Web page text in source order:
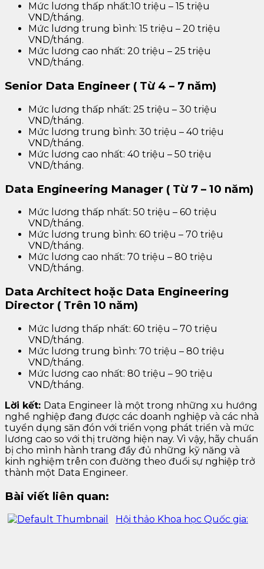
Mức lương thấp nhất:10 triệu – 15 triệu
VND/tháng.
Mức lương trung bình: 15 triệu – 20 triệu
VND/tháng.
Mức lương cao nhất: 20 triệu – 25 triệu
VND/tháng.
Senior Data Engineer ( Từ 4 – 7 năm)
Mức lương thấp nhất: 25 triệu – 30 triệu
VND/tháng.
Mức lương trung bình: 30 triệu – 40 triệu
VND/tháng.
Mức lương cao nhất: 40 triệu – 50 triệu
VND/tháng.
Data Engineering Manager ( Từ 7 – 10 năm)
Mức lương thấp nhất: 50 triệu – 60 triệu
VND/tháng.
Mức lương trung bình: 60 triệu – 70 triệu
VND/tháng.
Mức lương cao nhất: 70 triệu – 80 triệu
VND/tháng.
Data Architect hoặc Data Engineering
Director ( Trên 10 năm)
Mức lương thấp nhất: 60 triệu – 70 triệu
VND/tháng.
Mức lương trung bình: 70 triệu – 80 triệu
VND/tháng.
Mức lương cao nhất: 80 triệu – 90 triệu
VND/tháng.
Lời kết: Data Engineer là một trong những xu hướng
nghề nghiệp đang được các doanh nghiệp và các nhà
tuyển dụng săn đón với triển vọng phát triển và mức
lương cao so với thị trường hiện nay. Vì vậy, hãy chuẩn
bị cho mình hành trang đầy đủ những kỹ năng và
kinh nghiệm trên con đường theo đuổi sự nghiệp trở
thành một Data Engineer.
Bài viết liên quan:
Hội thảo Khoa học Quốc gia: